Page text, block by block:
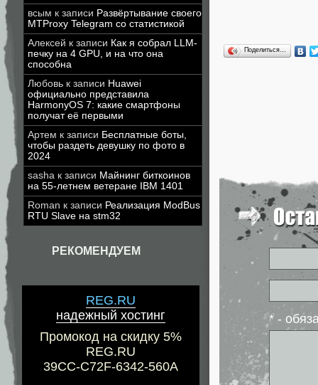
всым к записи Развёртывание своего
MTProxy Telegram со статистикой
Алексей к записи Как я собрал LLM-
печку на 4 GPU, и на что она
способна
Любовь к записи Huawei
официально представила
HarmonyOS 7: какие смартфоны
получат её первыми
Артем к записи Бесплатные боты,
чтобы раздеть девушку по фото в
2024
sasha к записи Майнинг биткоинов
на 55-летнем ветеране IBM 1401
Roman к записи Реализация ModBus
RTU Slave на stm32
РЕКОМЕНДУЕМ
REG.RU
надежный хостинг
Промокод на скидку 5%
REG.RU
39CC-C72F-6342-560A
Поделиться…
* -